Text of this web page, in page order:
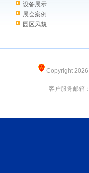
设备展示
展会案例
园区风貌
Copyright 2026
客户服务邮箱：